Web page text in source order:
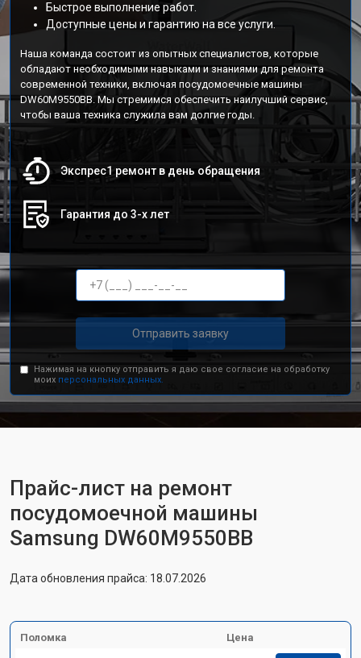
Быстрое выполнение работ.
Доступные цены и гарантию на все услуги.
Наша команда состоит из опытных специалистов, которые
обладают необходимыми навыками и знаниями для ремонта
современной техники, включая посудомоечные машины
DW60M9550BB. Мы стремимся обеспечить наилучший сервис,
чтобы ваша техника служила вам долгие годы.
Экспрес1 ремонт в день обращения
Гарантия до 3-х лет
Отправить заявку
Нажимая на кнопку отправить я даю свое согласие на обработку
моих персональных данных.
Прайс-лист на ремонт
посудомоечной машины
Samsung DW60M9550BB
Дата обновления прайса: 18.07.2026
Поломка Цена